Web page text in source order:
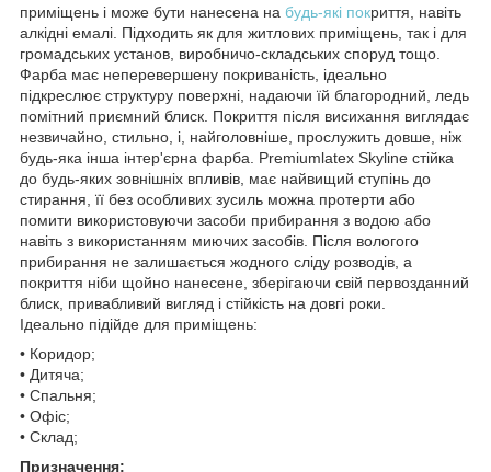
приміщень і може бути нанесена на будь-які покриття, навіть
алкідні емалі. Підходить як для житлових приміщень, так і для
громадських установ, виробничо-складських споруд тощо.
Фарба має неперевершену покриваність, ідеально
підкреслює структуру поверхні, надаючи їй благородний, ледь
помітний приємний блиск. Покриття після висихання виглядає
незвичайно, стильно, і, найголовніше, прослужить довше, ніж
будь-яка інша інтер'єрна фарба. Premiumlatex Skyline стійка
до будь-яких зовнішніх впливів, має найвищий ступінь до
стирання, її без особливих зусиль можна протерти або
помити використовуючи засоби прибирання з водою або
навіть з використанням миючих засобів. Після вологого
прибирання не залишається жодного сліду розводів, а
покриття ніби щойно нанесене, зберігаючи свій первозданний
блиск, привабливий вигляд і стійкість на довгі роки.
Ідеально підійде для приміщень:
• Коридор;
• Дитяча;
• Спальня;
• Офіс;
• Склад;
Призначення: